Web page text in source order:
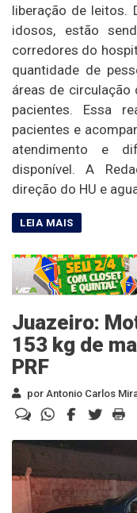
liberação de leitos.
idosos, estão
corredores do
quantidade de
áreas de circulação
pacientes. Essa
pacientes e
atendimento e
disponível. A
direção do HU e
Juazeiro:
153 kg de
PRF
por Antonio Carlos